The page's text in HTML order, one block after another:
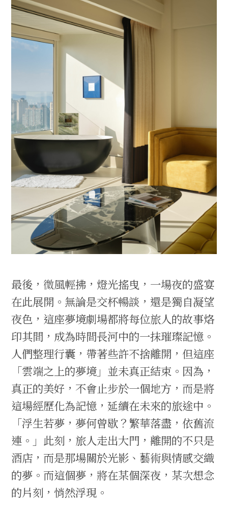
最後，微風輕拂，燈光搖曳，一場夜的盛宴
在此展開。無論是交杯暢談，還是獨自凝望
夜色，這座夢境劇場都將每位旅人的故事烙
印其間，成為時間長河中的一抹璀璨記憶。
人們整理行囊，帶著些許不捨離開，但這座
「雲端之上的夢境」並未真正結束。因為，
真正的美好，不會止步於一個地方，而是將
這場經歷化為記憶，延續在未來的旅途中。
「浮生若夢，夢何曾歇？繁華落盡，依舊流
連。」此刻，旅人走出大門，離開的不只是
酒店，而是那場關於光影、藝術與情感交織
的夢。而這個夢，將在某個深夜，某次想念
的片刻，悄然浮現。